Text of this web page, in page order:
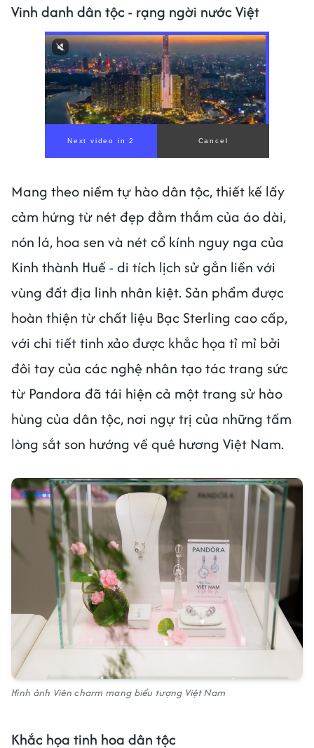
Vinh danh dân tộc - rạng ngời nước Việt
Mang theo niềm tự hào dân tộc, thiết kế lấy
cảm hứng từ nét đẹp đằm thắm của áo dài,
nón lá, hoa sen và nét cổ kính nguy nga của
Kinh thành Huế - di tích lịch sử gắn liền với
vùng đất địa linh nhân kiệt. Sản phẩm được
hoàn thiện từ chất liệu Bạc Sterling cao cấp,
với chi tiết tinh xảo được khắc họa tỉ mỉ bởi
đôi tay của các nghệ nhân tạo tác trang sức
từ Pandora đã tái hiện cả một trang sử hào
hùng của dân tộc, nơi ngự trị của những tấm
lòng sắt son hướng về quê hương Việt Nam.
Hình ảnh Viên charm mang biểu tượng Việt Nam
Khắc họa tinh hoa dân tộc